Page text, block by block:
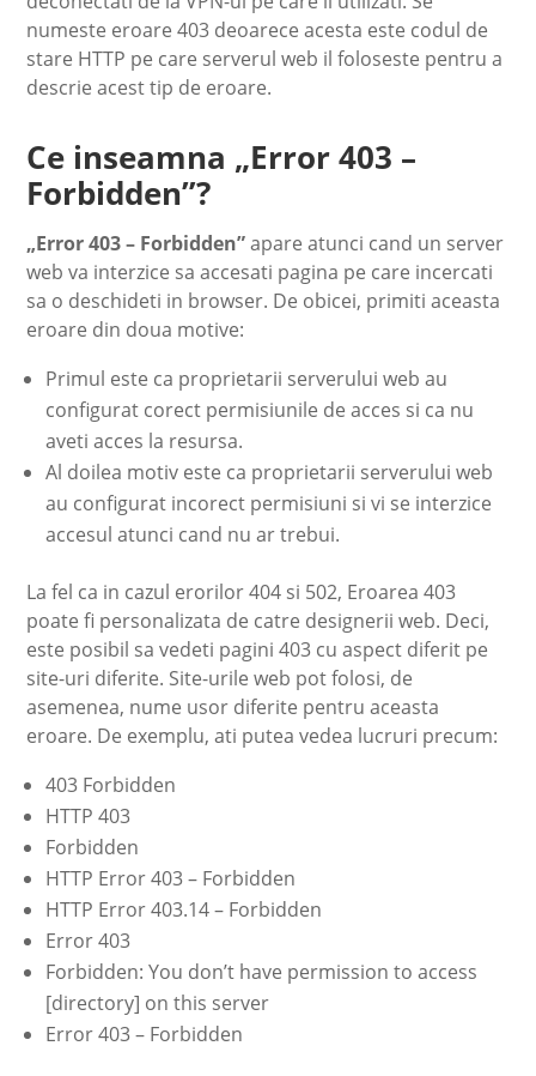
numeste eroare 403 deoarece acesta este codul de
stare HTTP pe care serverul web il foloseste pentru a
descrie acest tip de eroare.
Ce inseamna „Error 403 –
Forbidden”?
„Error 403 – Forbidden”apare atunci cand un server
web va interzice sa accesati pagina pe care incercati
sa o deschideti in browser. De obicei, primiti aceasta
eroare din doua motive:
Primul este ca proprietarii serverului web au
configurat corect permisiunile de acces si ca nu
aveti acces la resursa.
Al doilea motiv este ca proprietarii serverului web
au configurat incorect permisiuni si vi se interzice
accesul atunci cand nu ar trebui.
La fel ca in cazul erorilor 404 si 502, Eroarea 403
poate fi personalizata de catre designerii web. Deci,
este posibil sa vedeti pagini 403 cu aspect diferit pe
site-uri diferite. Site-urile web pot folosi, de
asemenea, nume usor diferite pentru aceasta
eroare. De exemplu, ati putea vedea lucruri precum:
403 Forbidden
HTTP 403
Forbidden
HTTP Error 403 – Forbidden
HTTP Error 403.14 – Forbidden
Error 403
Forbidden: You don’t have permission to access
[directory] on this server
Error 403 – Forbidden